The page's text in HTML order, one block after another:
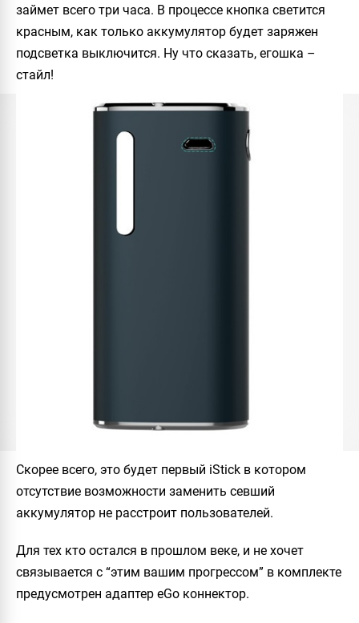
займет всего три часа. В процессе кнопка светится
красным, как только аккумулятор будет заряжен
подсветка выключится. Ну что сказать, егошка –
стайл!
Скорее всего, это будет первый iStick в котором
отсутствие возможности заменить севший
аккумулятор не расстроит пользователей.
Для тех кто остался в прошлом веке, и не хочет
связывается с “этим вашим прогрессом” в комплекте
предусмотрен адаптер eGo коннектор.